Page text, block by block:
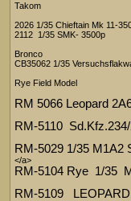
Takom
2026 1/35 Chieftain Mk 11-
2112 1/35 SMK- 3500p
Bronco
CB35062 1/35
Rye Field Model
RM 5066 Leopard
RM-5110
RM-5029 1/35 M1A2
</a>
RM-5104 Rye 1/35
RM-5109 LEOPARD